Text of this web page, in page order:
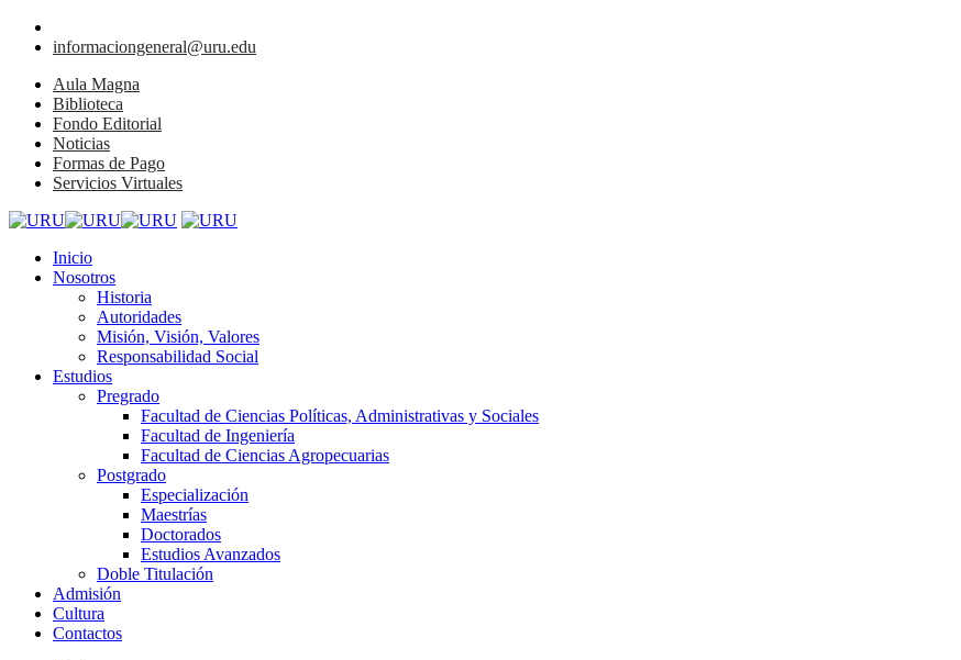
informaciongeneral@uru.edu
Aula Magna
Biblioteca
Fondo Editorial
Noticias
Formas de Pago
Servicios Virtuales
Inicio
Nosotros
Historia
Autoridades
Misión, Visión, Valores
Responsabilidad Social
Estudios
Pregrado
Facultad de Ciencias Políticas, Administrativas y Sociales
Facultad de Ingeniería
Facultad de Ciencias Agropecuarias
Postgrado
Especialización
Maestrías
Doctorados
Estudios Avanzados
Doble Titulación
Admisión
Cultura
Contactos